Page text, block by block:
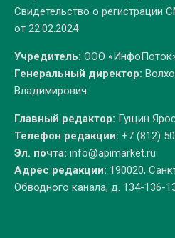
Свидетельство о
от 22.02.2024
Учредитель: ООО
Генеральный директор:
Владимирович
Главный редактор: Гущин
Телефон редакции: +7 (812)
Эл. почта: info@apimarket.ru
Адрес редакции: 190020,
Обводного канала, д. 134-136-